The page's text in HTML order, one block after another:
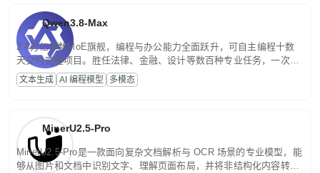
Qwen3.8-Max
2.4万亿参数MoE旗舰，编程与办公能力全面跃升，可自主编程十数
天交付完整项目。胜任法律、金融、设计等数百种专业任务，一次对
话端到端交付生产级成果。原生视觉理解贯穿规划、执行与验证全流
程，支持超长文档与长视频的深度语义解析。长程任务中自主规划与
文本生成 AI 编程模型 多模态
MinerU2.5-Pro
MinerU2.5-Pro是一款面向复杂文档解析与 OCR 场景的专业模型，能
够从图片和文档中识别文字、理解页面布局，并将非结构化内容转换